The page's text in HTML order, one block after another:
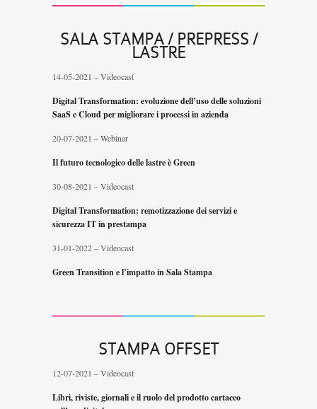
SALA STAMPA / PREPRESS /
LASTRE
14-05-2021 – Videocast
Digital Transformation: evoluzione dell’uso delle soluzioni
SaaS e Cloud per migliorare i processi in azienda
20-07-2021 – Webinar
Il futuro tecnologico delle lastre è Green
30-08-2021 – Videocast
Digital Transformation: remotizzazione dei servizi e
sicurezza IT in prestampa
31-01-2022 – Videocast
Green Transition e l’impatto in Sala Stampa
STAMPA OFFSET
12-07-2021 – Videocast
Libri, riviste, giornali e il ruolo del prodotto cartaceo